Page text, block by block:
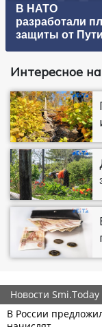
В НАТО
разработали
защиты от
Интересное